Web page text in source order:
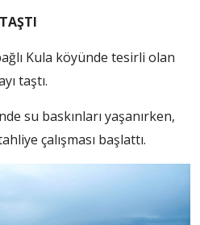
Kula köyünde tesirli olan
taştı.
su baskınları yaşanırken,
çalışması başlattı.